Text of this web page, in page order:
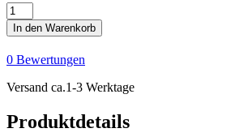
Banner
Day
Menge
In den Warenkorb
0 Bewertungen
Versand ca.1-3 Werktage
Produktdetails